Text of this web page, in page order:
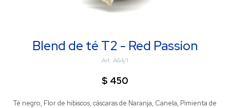
Blend de té T2 - Red Passion
A64/1
$ 450
Té negro, Flor de hibiscos, cáscaras de Naranja, Canela, Pimienta de